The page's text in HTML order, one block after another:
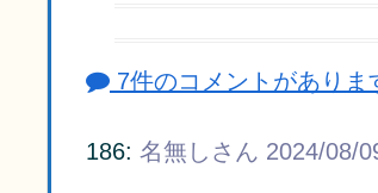
7件のコメントがありま
186: 名無しさん 2024/08/